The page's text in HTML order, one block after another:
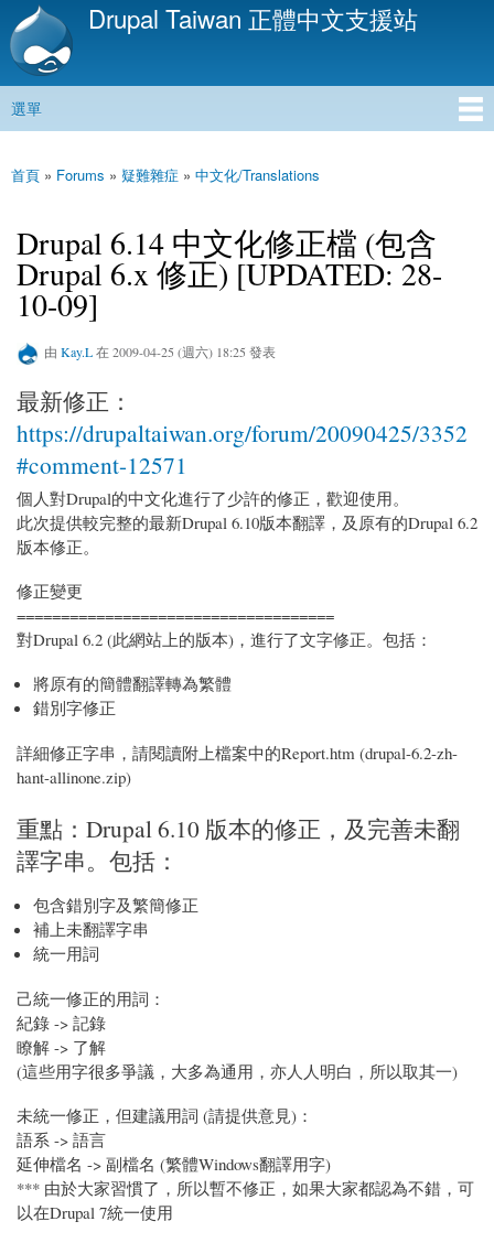
移
內
Drupal Taiwan 正體中文支援站
主選單
選單
您在這裡
首頁 » Forums » 疑難雜症 » 中文化/Translations
Drupal 6.14 中文化修正檔 (包含
Drupal 6.x 修正) [UPDATED: 28-
10-09]
由 Kay.L在 2009-04-25 (週六) 18:25 發表
最新修正：
https://drupaltaiwan.org/forum/20090425/3352
#comment-12571
個人對Drupal的中文化進行了少許的修正，歡迎使用。
此次提供較完整的最新Drupal 6.10版本翻譯，及原有的Drupal 6.2
版本修正。
修正變更
====================================
對Drupal 6.2 (此網站上的版本)，進行了文字修正。包括：
將原有的簡體翻譯轉為繁體
錯別字修正
詳細修正字串，請閱讀附上檔案中的Report.htm (drupal-6.2-zh-
hant-allinone.zip)
重點：Drupal 6.10 版本的修正，及完善未翻
譯字串。包括：
包含錯別字及繁簡修正
補上未翻譯字串
統一用詞
己統一修正的用詞：
紀錄 -> 記錄
瞭解 -> 了解
(這些用字很多爭議，大多為通用，亦人人明白，所以取其一)
未統一修正，但建議用詞 (請提供意見)：
語系 -> 語言
延伸檔名 -> 副檔名 (繁體Windows翻譯用字)
*** 由於大家習慣了，所以暫不修正，如果大家都認為不錯，可
以在Drupal 7統一使用